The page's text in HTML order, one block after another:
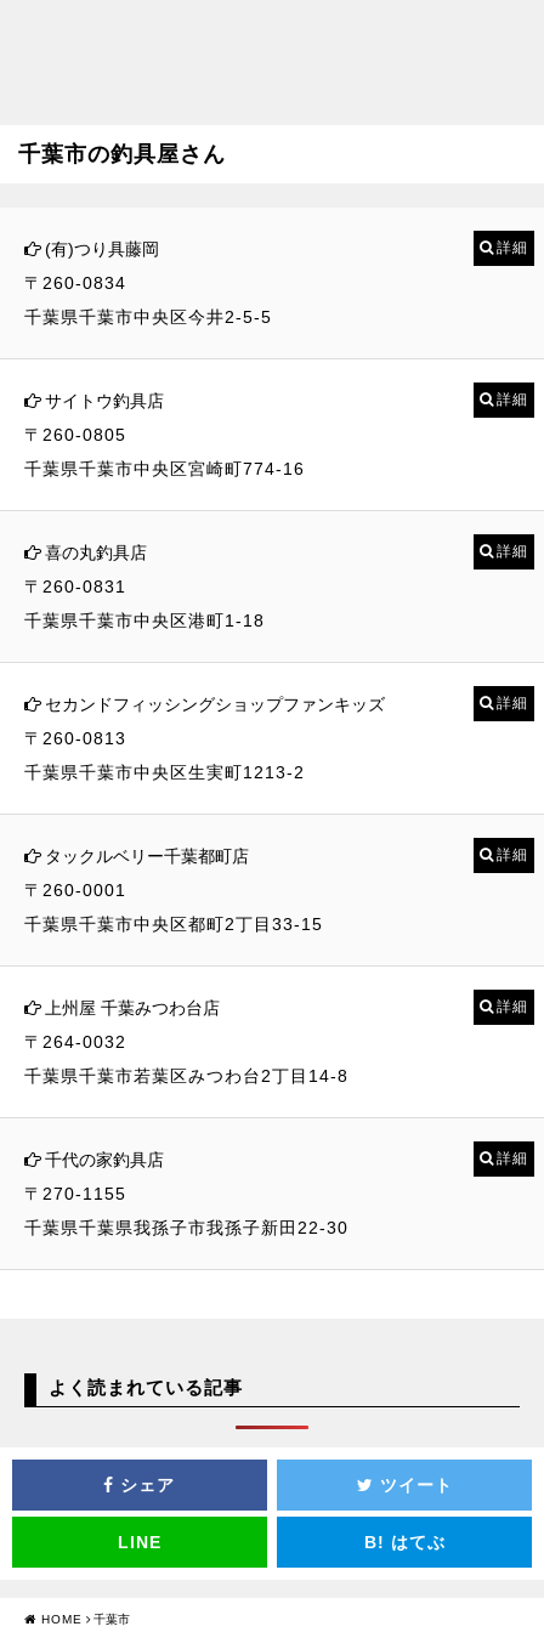
千葉市の釣具屋さん
(有)つり具藤岡
〒260-0834
千葉県千葉市中央区今井2-5-5
詳細
サイトウ釣具店
〒260-0805
千葉県千葉市中央区宮崎町774-16
詳細
喜の丸釣具店
〒260-0831
千葉県千葉市中央区港町1-18
詳細
セカンドフィッシングショップファンキッズ
〒260-0813
千葉県千葉市中央区生実町1213-2
詳細
タックルベリー千葉都町店
〒260-0001
千葉県千葉市中央区都町2丁目33-15
詳細
上州屋 千葉みつわ台店
〒264-0032
千葉県千葉市若葉区みつわ台2丁目14-8
詳細
千代の家釣具店
〒270-1155
千葉県千葉県我孫子市我孫子新田22-30
詳細
よく読まれている記事
シェア ツイート
LINE B! はてぶ
HOME 千葉市